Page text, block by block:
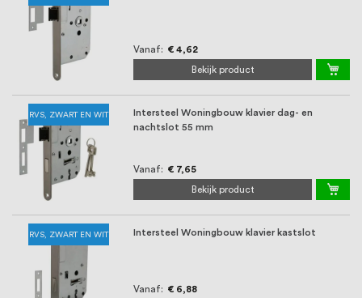
jouw specifieke wensen. Al sinds onze
oprichting staat persoonlijke service bij
ons voorop, want we geloven dat een
goede relatie met onze klanten het
verschil maakt.
Vanaf € 4,62
Bekijk product
RVS, ZWART EN WIT
Intersteel Woningbouw klavier dag- en
nachtslot 55 mm
Vanaf € 7,65
Bekijk product
RVS, ZWART EN WIT Intersteel Woningbouw klavier kastslot
Vanaf € 6,88